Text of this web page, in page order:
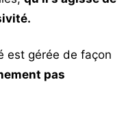
est gérée de façon
pas